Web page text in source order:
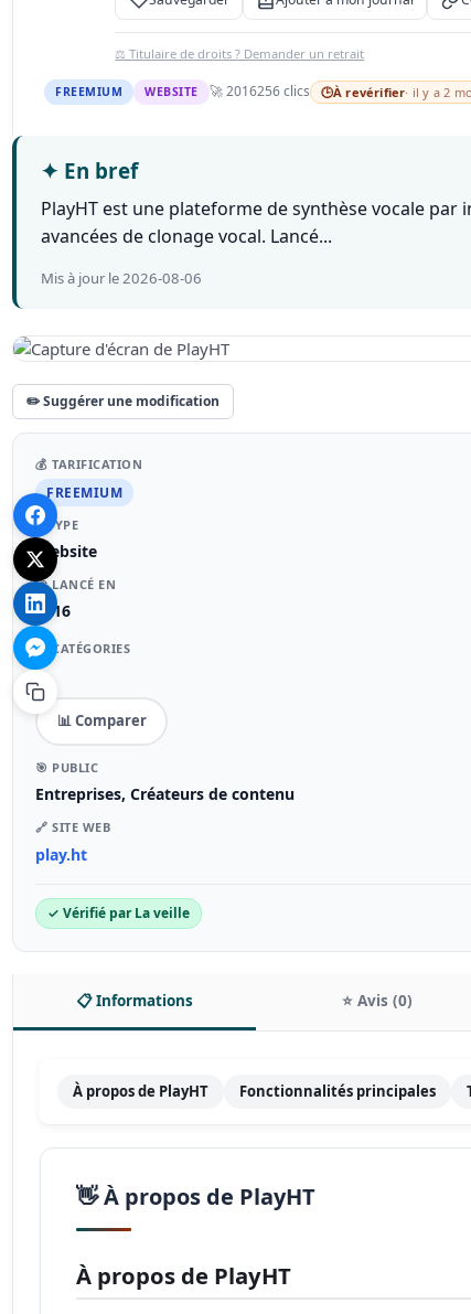
⚖️ Titulaire de droits ? Demander un retrait
FREEMIUM WEBSITE 🚀 2016256 clics 🕒À revérifier· il y a 2
✦ En bref
PlayHT est une plateforme de synthèse vocale
avancées de clonage vocal. Lancé...
Mis à jour le 2026-08-06
✏️ Suggérer une modification
💰 TARIFICATION
FREEMIUM
🌐 TYPE
Website
🚀 LANCÉ EN
2016
📁 CATÉGORIES
–
📊 Comparer
🎯 PUBLIC
Entreprises, Créateurs de contenu
🔗 SITE WEB
play.ht
✓ Vérifié par La veille
📋 Informations ⭐ Avis (0)
À propos de PlayHT Fonctionnalités principales
👋 À propos de PlayHT
À propos de PlayHT